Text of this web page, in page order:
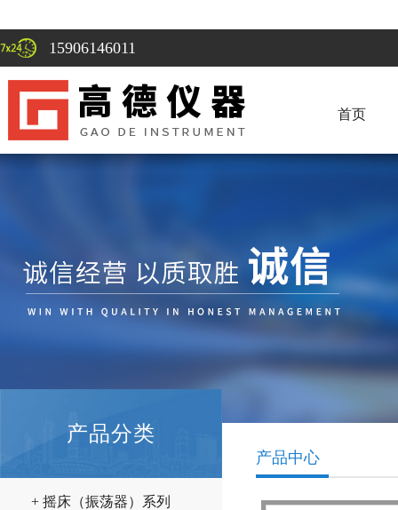
15906146011
首页
产品分类
+ 摇床（振荡器）系列
产品中心